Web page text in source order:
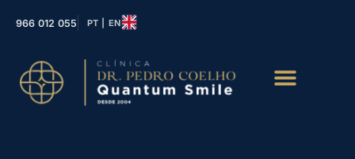
966 012 055 PT | EN